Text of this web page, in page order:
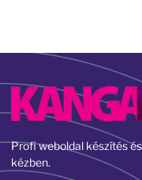
Profi weboldal készítés
kézben.